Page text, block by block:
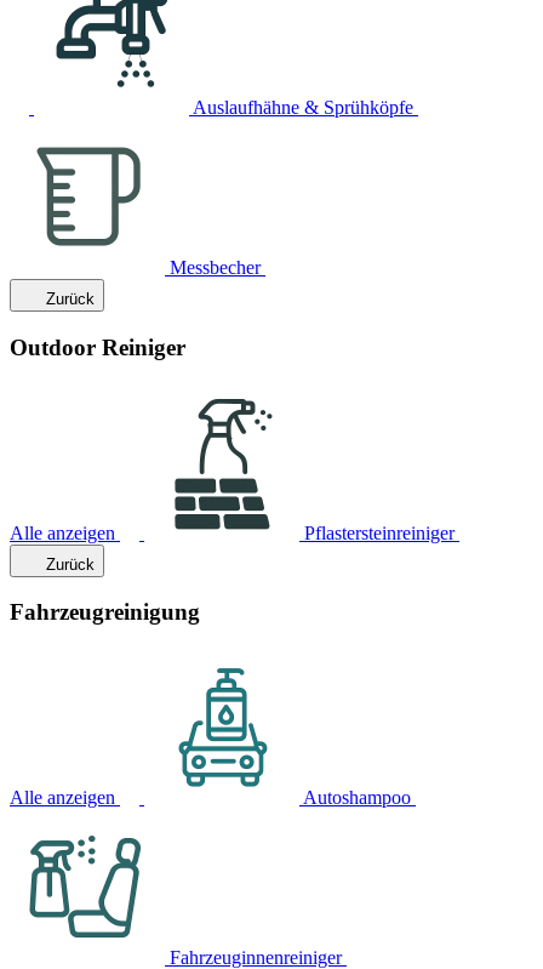
Auslaufhähne & Sprühköpfe
Messbecher
Zurück
Outdoor Reiniger
Alle anzeigen Pflastersteinreiniger
Zurück
Fahrzeugreinigung
Alle anzeigen Autoshampoo
Fahrzeuginnenreiniger